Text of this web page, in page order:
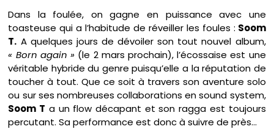
Dans la foulée, on gagne en puissance avec une
toasteuse qui a l’habitude de réveiller les foules : Soom
T. A quelques jours de dévoiler son tout nouvel album,
« Born again » (le 2 mars prochain), l’écossaise est une
véritable hybride du genre puisqu’elle a la réputation de
toucher à tout. Que ce soit à travers son aventure solo
ou sur ses nombreuses collaborations en sound system,
Soom T a un flow décapant et son ragga est toujours
percutant. Sa performance est donc à suivre de près…